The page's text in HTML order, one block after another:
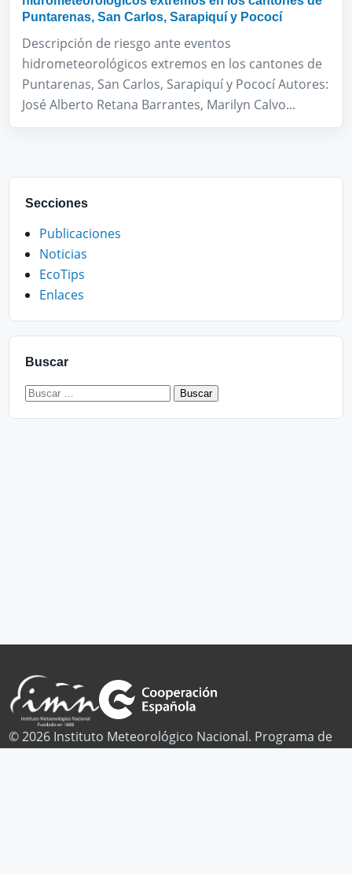
Puntarenas, San Carlos, Sarapiquí y Pococí
Descripción de riesgo ante eventos
hidrometeorológicos extremos en los cantones de
Puntarenas, San Carlos, Sarapiquí y Pococí Autores:
José Alberto Retana Barrantes, Marilyn Calvo...
Secciones
Publicaciones
Noticias
EcoTips
Enlaces
Buscar
Buscar:
© 2026 Instituto Meteorológico Nacional. Programa de